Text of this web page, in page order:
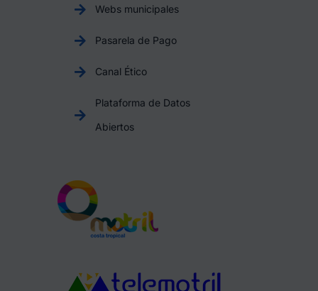
Webs municipales
Pasarela de Pago
Canal Ético
Plataforma de Datos
Abiertos